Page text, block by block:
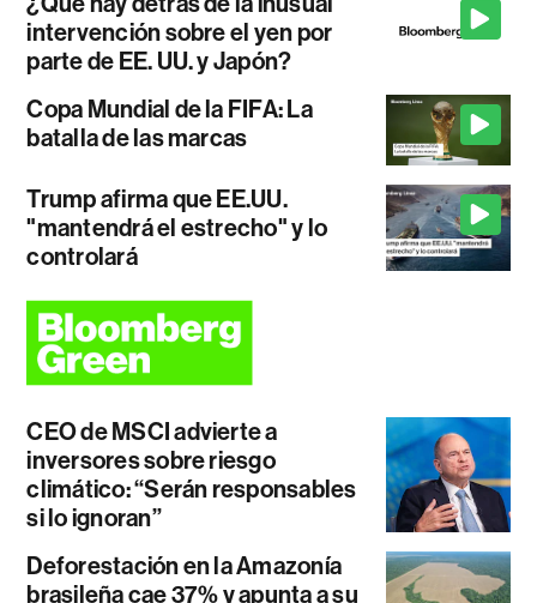
intervención sobre el yen por
parte de EE. UU. y Japón?
Copa Mundial de la FIFA: La
batalla de las marcas
Trump afirma que EE.UU.
"mantendrá el estrecho" y lo
controlará
CEO de MSCI advierte a
inversores sobre riesgo
climático: “Serán responsables
si lo ignoran”
Deforestación en la Amazonía
brasileña cae 37% y apunta a su